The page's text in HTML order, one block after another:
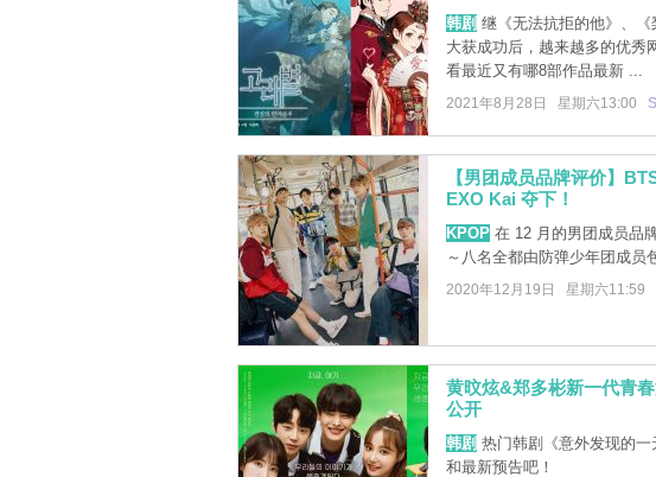
韩剧 继《无法抗拒的他》、
大获成功后，越来越多的优秀
看最近又有哪8部作品最新 ...
2021年8月28日 星期六13:00
【男团成员品牌评价】
EXO Kai 夺下！
KPOP在 12 月的男团成员品
～八名全都由防弹少年团成员
2020年12月19日 星期六11:59
黄旼炫&郑多彬新一代青
公开
韩剧 热门韩剧《意外发现的
和最新预告吧！